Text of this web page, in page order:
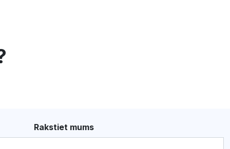
Rakstiet mums